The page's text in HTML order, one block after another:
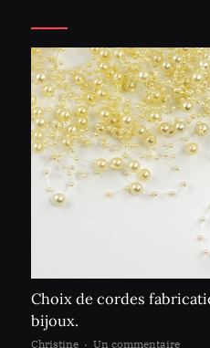
Choix de cordes
bijoux.
Christine Un commentairesur